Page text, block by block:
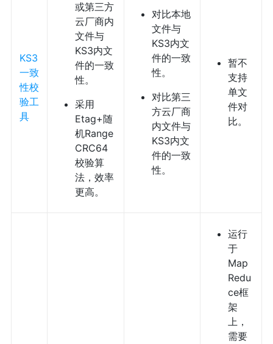
KS3
一致
性校
验工
具
或第三方
云厂商内
文件与
KS3内文
件的一致
性。
采用
Etag+随
机Range
CRC64
校验算
法，效率
更高。
对比本地
文件与
KS3内文
件的一致
性。
对比第三
方云厂商
内文件与
KS3内文
件的一致
性。
暂不
支持
单文
件对
比。
运行
于
Map
Redu
ce框
架
上，
需要